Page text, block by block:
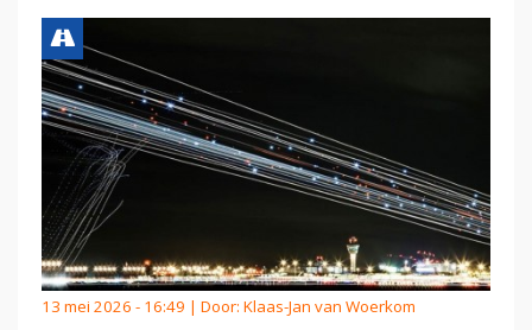
13 mei 2026 - 16:49 | Door: Klaas-Jan van Woerkom